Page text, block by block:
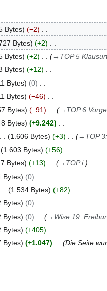
Bytes
−2
Bytes
+2
Bytes +2 → TOP 5
Bytes
+12
Bytes
0
Bytes
−46
Bytes −91 → TOP 6
Bytes
+9.242
1.606 Bytes +3 → TOP
1.603 Bytes
+56
Bytes +13 → TOP i:
Bytes
0
1.534 Bytes
+82
Bytes
0
Bytes 0 → Wise 19:
Bytes
+405
Bytes +1.047 Die Seite